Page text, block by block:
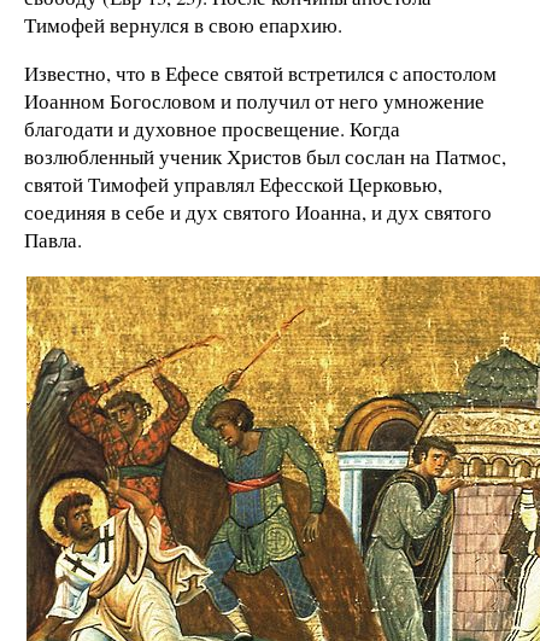
Тимофей вернулсяв свою епархию.
Известно,что вЕфесе святой встретилсяc апостолом
Иоанном Богословомиполучилот него умножение
благодати и духовное просвещение. Когда
возлюбленный ученикХристовбыл сослан на Патмос,
святой Тимофей управлялЕфесской Церковью,
соединяя в себе и духсвятого Иоанна,и духсвятого
Павла.